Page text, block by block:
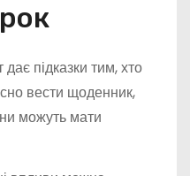
підказки тим, хто
вести щоденник,
можуть мати